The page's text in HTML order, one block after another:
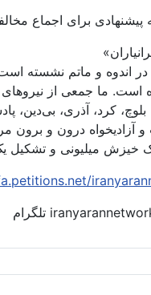
پیشنهادی برای اجماع
در اندوه و ماتم نشسته
است. ما جمعی از
کرد، آذری، بی‌دین،
آزادیخواه درون و برون
خیزش میلیونی و تشکیل